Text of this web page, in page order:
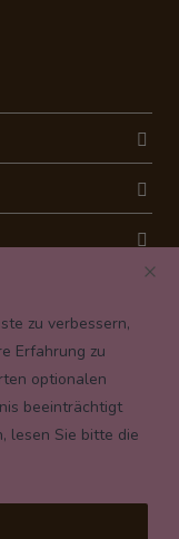
zu verbessern,
Erfahrung zu
optionalen
beeinträchtigt
lesen Sie bitte die